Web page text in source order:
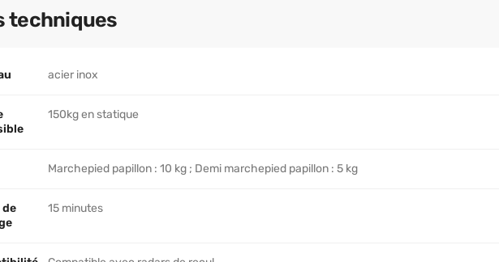
techniques
acier inox
150kg en statique
Marchepied papillon : 10 kg ; Demi marchepied papillon : 5 kg
de
15 minutes